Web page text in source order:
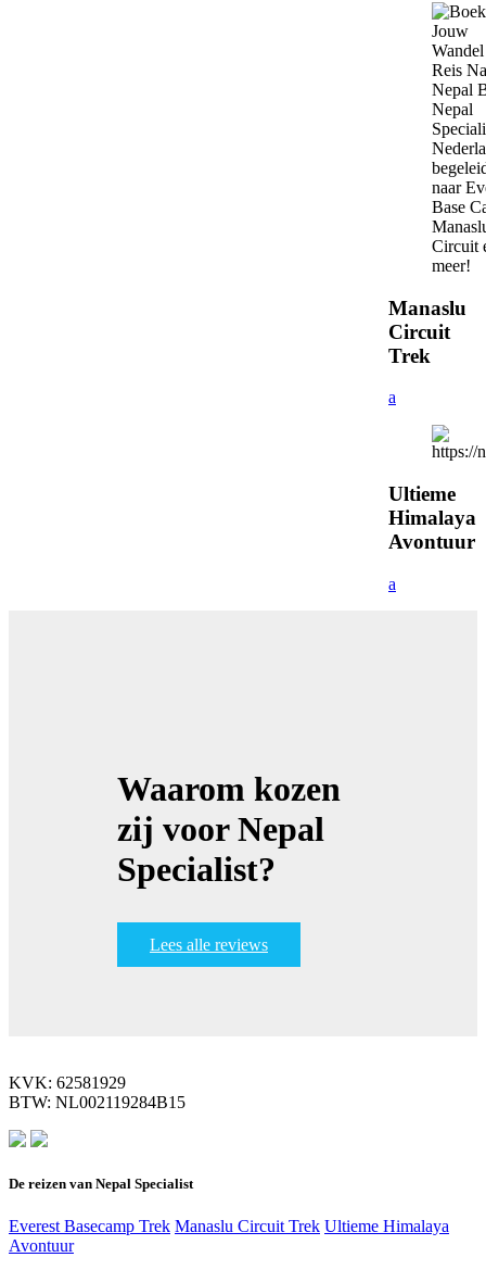
Manaslu
Circuit
Trek
a
Ultieme
Himalaya
Avontuur
a
Waarom kozen
zij voor Nepal
Specialist?
Lees alle reviews
KVK: 62581929
BTW: NL002119284B15
De reizen van Nepal Specialist
Everest Basecamp Trek Manaslu Circuit Trek Ultieme Himalaya
Avontuur